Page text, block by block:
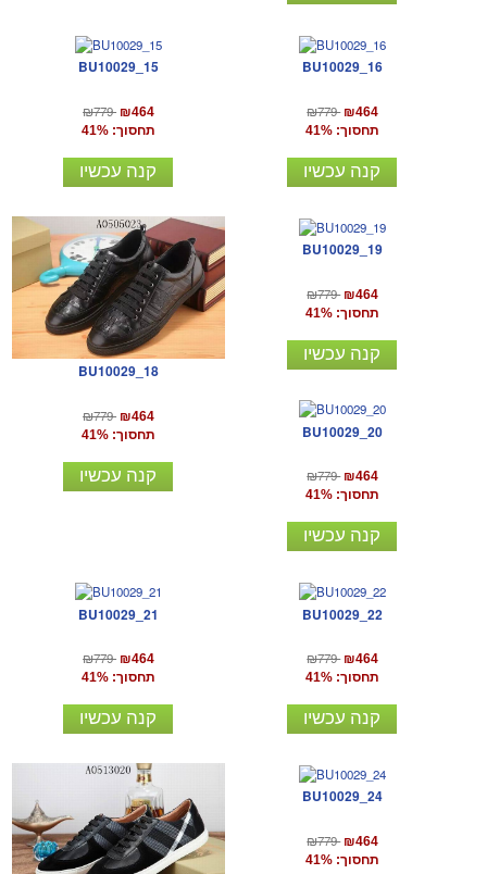
BU10029_15
₪779 ₪464
תחסוך: 41%
קנה עכשיו
BU10029_16
₪779 ₪464
תחסוך: 41%
קנה עכשיו
BU10029_18
₪779 ₪464
תחסוך: 41%
קנה עכשיו
BU10029_19
₪779 ₪464
תחסוך: 41%
קנה עכשיו
BU10029_20
₪779 ₪464
תחסוך: 41%
קנה עכשיו
BU10029_21
₪779 ₪464
תחסוך: 41%
קנה עכשיו
BU10029_22
₪779 ₪464
תחסוך: 41%
קנה עכשיו
BU10029_24
₪779 ₪464
תחסוך: 41%